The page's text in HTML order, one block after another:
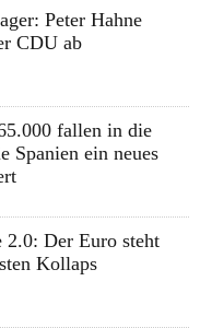
Peter Hahne
CDU ab
fallen in die
Spanien ein neues
2.0: Der Euro steht
Kollaps